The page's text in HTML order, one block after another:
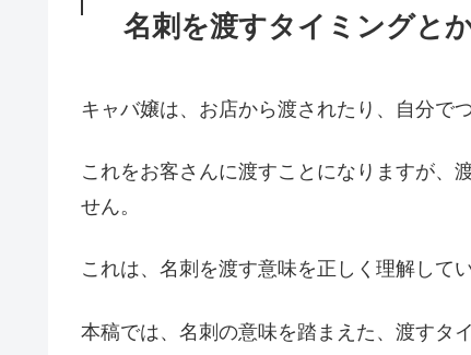
名刺を渡すタイミングと
キャバ嬢は、お店から渡されたり、自分で
これをお客さんに渡すことになりますが、
せん。
これは、名刺を渡す意味を正しく理解して
本稿では、名刺の意味を踏まえた、渡すタ